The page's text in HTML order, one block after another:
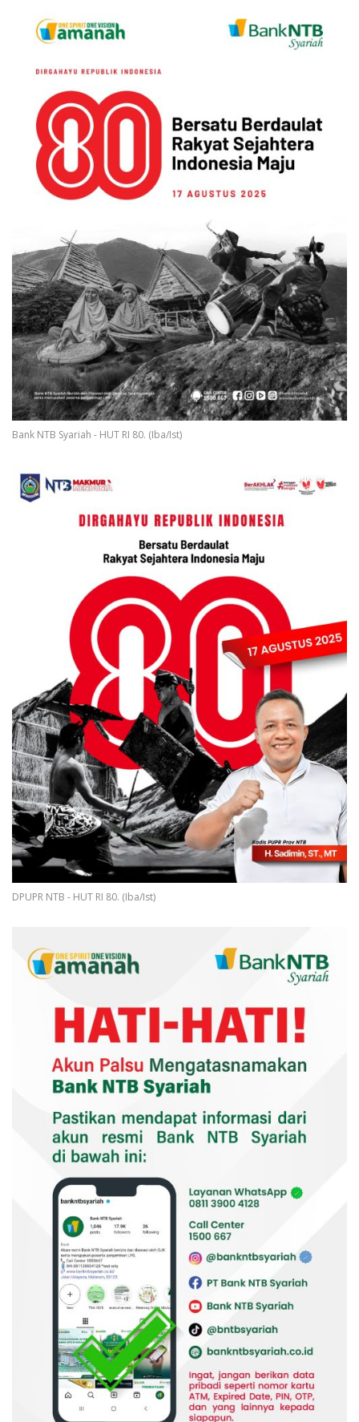
Bank NTB Syariah - HUT RI 80. (Iba/Ist)
DPUPR NTB - HUT RI 80. (Iba/Ist)